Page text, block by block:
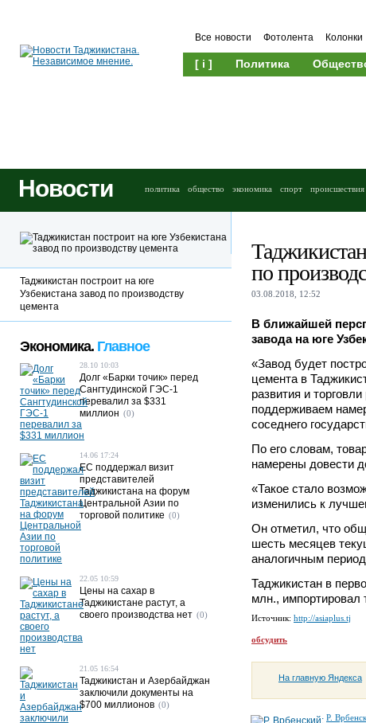
Все новости Фотолента Колонки
[ i ] Политика
Новости политика общество экономика спорт происшествия
по
03.08.2018, 12:52
В ближайшей
завода на юге
«Завод будет
цемента в
развития и
поддерживаем
соседнего
По его словам,
намерены довести
«Такое стало
изменились к
Он отметил, что
шесть месяцев
аналогичным
Таджикистан в
млн., импортировал
Источник: http://asiaplus.tj
обсудить
На главную Яндекса
Р.
Таджикистан построит на юге
Узбекистана завод по производству
цемента
Экономика. Главное
28.10 10:03
Долг «Барки точик» перед
Сангтудинской ГЭС-1
перевалил за $331
миллион (0)
14.06 17:24
ЕС поддержал визит
представителей
Таджикистана на форум
Центральной Азии по
торговой политике (0)
22.05 10:59
Цены на сахар в
Таджикистане растут, а
своего производства нет (0)
21.05 16:54
Таджикистан и Азербайджан
заключили документы на
$700 миллионов (0)